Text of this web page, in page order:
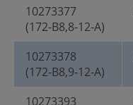
10273377
(172-B8,8-12-A)
10273378
(172-B8,9-12-A)
10273393